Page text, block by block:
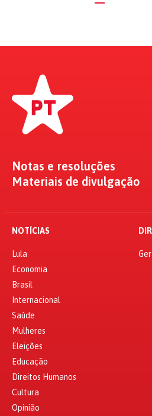
Notas e resoluções
Materiais de divulgação
NOTÍCIAS
Lula
Economia
Brasil
Internacional
Saúde
Mulheres
Eleições
Educação
Direitos Humanos
Cultura
Opinião